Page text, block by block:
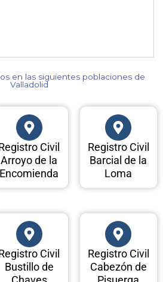
en las siguientes poblaciones de
Valladolid​
Civil
Arroyo de la
Encomienda
Registro Civil
Barcial de la
Loma
Civil
Bustillo de
Registro Civil
Cabezón de